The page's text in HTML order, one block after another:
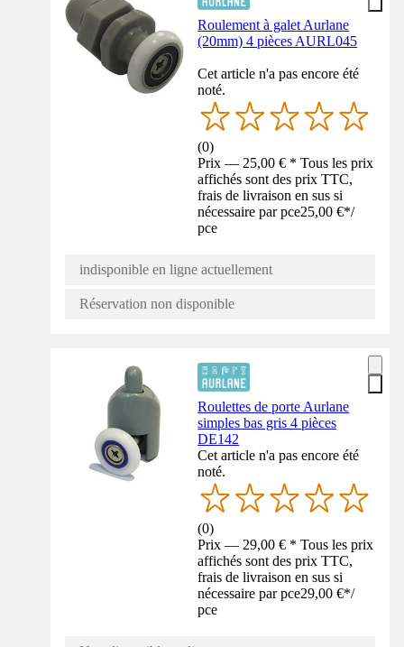
Roulement à galet Aurlane
(20mm) 4 pièces AURL045
Cet article n'a pas encore été
noté.
(0)
Prix — 25,00 € * Tous les prix
affichés sont des prix TTC,
frais de livraison en sus si
nécessaire par pce25,00 €*/
pce
indisponible en ligne actuellement
Réservation non disponible
Roulettes de porte Aurlane
simples bas gris 4 pièces
DE142
Cet article n'a pas encore été
noté.
(0)
Prix — 29,00 € * Tous les prix
affichés sont des prix TTC,
frais de livraison en sus si
nécessaire par pce29,00 €*/
pce